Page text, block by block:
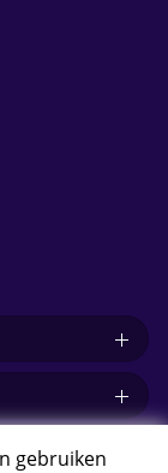
gebruiken